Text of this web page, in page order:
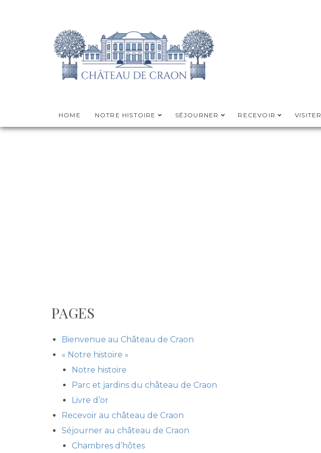
HOME NOTRE HISTOIRE SÉJOURNER RECEVOIR VISITER
PAGES
Bienvenue au Château de Craon
« Notre histoire »
Notre histoire
Parc et jardins du château de Craon
Livre d’or
Recevoir au château de Craon
Séjourner au château de Craon
Chambres d’hôtes